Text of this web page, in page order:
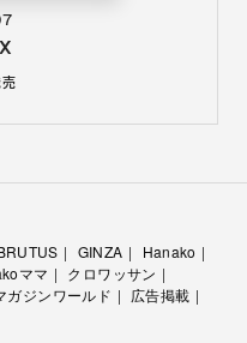
売
GINZA
Hanako
ママ
クロワッサン
ガジンワールド
広告掲載